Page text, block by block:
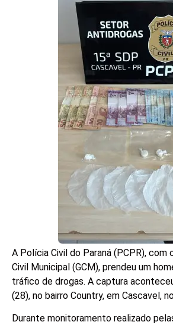
A Polícia Civil do Paraná (PCPR), com
Civil Municipal (GCM), prendeu um
tráfico de drogas. A captura
(28), no bairro Country, em Cascavel,
Durante monitoramento realizado